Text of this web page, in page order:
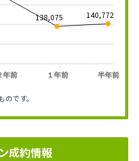
年前 １年前 半年前
138,075 140,772
です。
成約情報